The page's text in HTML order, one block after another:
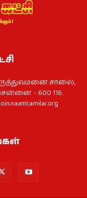
சாலை,
– 600 116.